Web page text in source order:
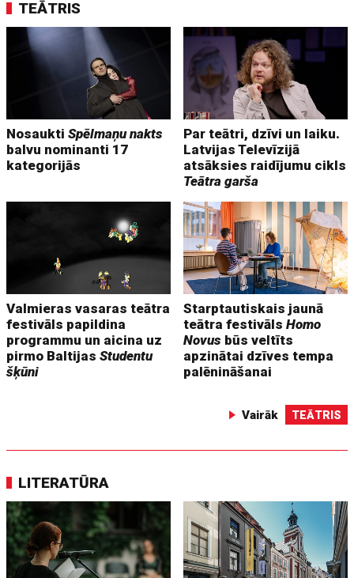
TEĀTRIS
NosauktiSpēlmaņu nakts
balvu nominanti 17
kategorijās
Par teātri, dzīvi un laiku.
Latvijas Televīzijā
atsāksies raidījumu cikls
Teātra garša
Valmieras vasaras teātra
festivāls papildina
programmu un aicina uz
pirmo BaltijasStudentu
šķūni
Starptautiskais jaunā
teātra festivālsHomo
Novus būs veltīts
apzinātai dzīves tempa
palēnināšanai
Vairāk TEĀTRIS
LITERATŪRA